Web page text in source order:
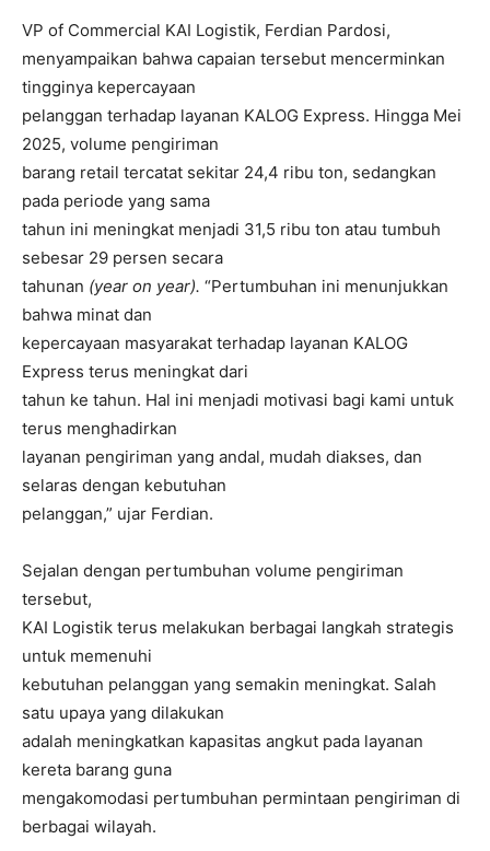
VP of Commercial KAI Logistik, Ferdian Pardosi,
menyampaikan bahwa capaian tersebut mencerminkan
tingginya kepercayaan
pelanggan terhadap layanan KALOG Express. Hingga Mei
2025, volume pengiriman
barang retail tercatat sekitar 24,4 ribu ton, sedangkan
pada periode yang sama
tahun ini meningkat menjadi 31,5 ribu ton atau tumbuh
sebesar 29 persen secara
tahunan (year on year). “Pertumbuhan ini menunjukkan
bahwa minat dan
kepercayaan masyarakat terhadap layanan KALOG
Express terus meningkat dari
tahun ke tahun. Hal ini menjadi motivasi bagi kami untuk
terus menghadirkan
layanan pengiriman yang andal, mudah diakses, dan
selaras dengan kebutuhan
pelanggan,” ujar Ferdian.
Sejalan dengan pertumbuhan volume pengiriman
tersebut,
KAI Logistik terus melakukan berbagai langkah strategis
untuk memenuhi
kebutuhan pelanggan yang semakin meningkat. Salah
satu upaya yang dilakukan
adalah meningkatkan kapasitas angkut pada layanan
kereta barang guna
mengakomodasi pertumbuhan permintaan pengiriman di
berbagai wilayah.